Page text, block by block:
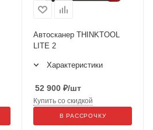
Автосканер THINKTOOL
LITE 2
Характеристики
52 900 ₽/шт
Купить со скидкой
В РАССРОЧКУ